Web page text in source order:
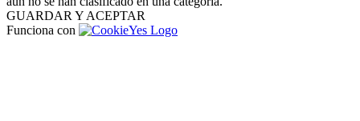
GUARDAR Y ACEPTAR
Funciona con